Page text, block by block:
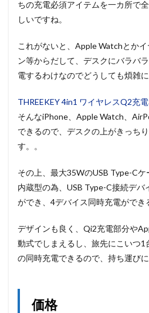
ちの充電必須アイテムを一カ所で
しいですね。
これがないと、Apple Watchとか
ン等からだして、デスクにバラバ
電するわけなのでどうしても煩雑に
THREEKEY 4in1 ワイヤレスQ2充
そんなiPhone、Apple Watch、
できるので、デスクの上がきっち
す。。
その上、最大35WのUSB Type-C
内蔵型の為、USB Type-C接続デバ
ができ、4デバイス同時充電ができ
デザインも良く、Qi2充電部分や
動式でしまえるし、旅先にこいつ1
の同時充電できるので、持ち運びに
価格